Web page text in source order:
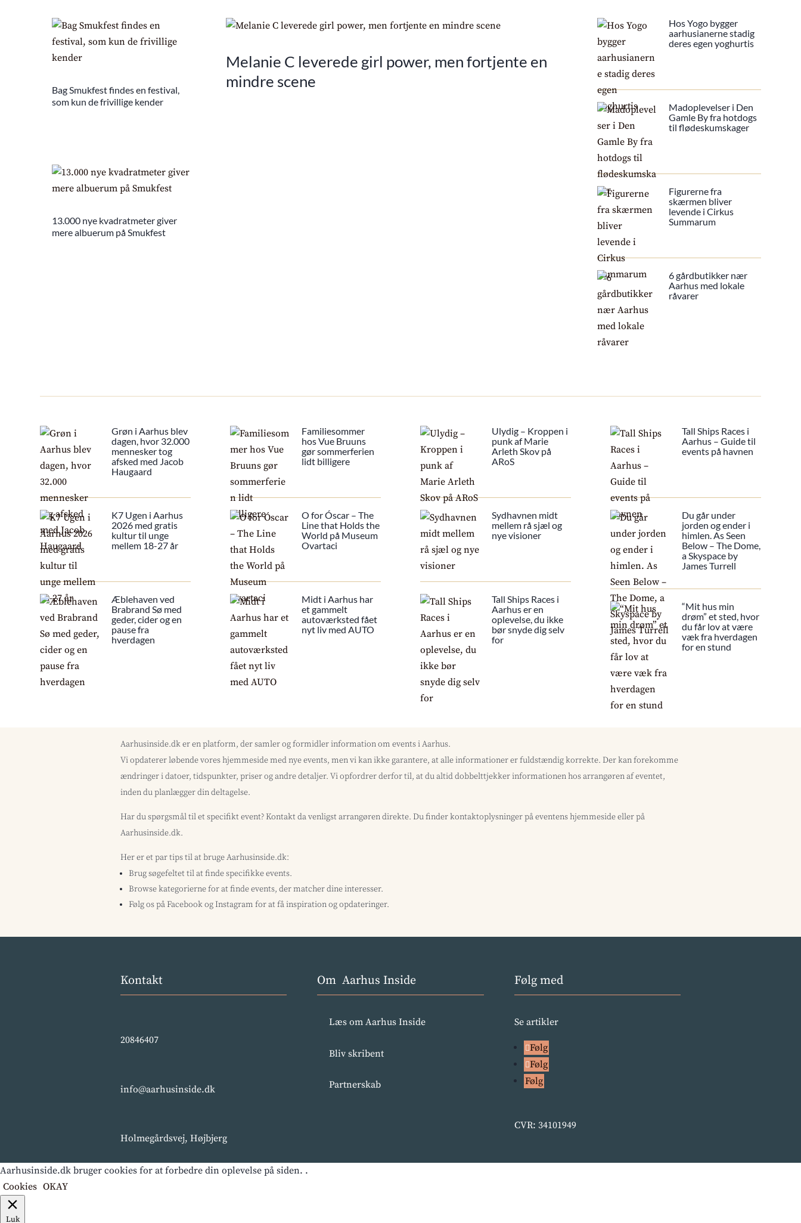
Bag Smukfest findes en festival,
som kun de frivillige kender
13.000 nye kvadratmeter giver
mere albuerum på Smukfest
Melanie C leverede girl power, men fortjente en
mindre scene
Hos Yogo bygger
aarhusianerne stadig
deres egen yoghurtis
Madoplevelser i Den
Gamle By fra hotdogs
til flødeskumskager
Figurerne fra
skærmen bliver
levende i Cirkus
Summarum
6 gårdbutikker nær
Aarhus med lokale
råvarer
Grøn i Aarhus blev
dagen, hvor 32.000
mennesker tog
afsked med Jacob
Haugaard
K7 Ugen i Aarhus
2026 med gratis
kultur til unge
mellem 18-27 år
Æblehaven ved
Brabrand Sø med
geder, cider og en
pause fra
hverdagen
Familiesommer
hos Vue Bruuns
gør sommerferien
lidt billigere
O for Óscar – The
Line that Holds the
World på Museum
Ovartaci
Midt i Aarhus har
et gammelt
autoværksted fået
nyt liv med AUTO
Ulydig – Kroppen i
punk af Marie
Arleth Skov på
ARoS
Sydhavnen midt
mellem rå sjæl og
nye visioner
Tall Ships Races i
Aarhus er en
oplevelse, du ikke
bør snyde dig selv
for
Tall Ships Races i
Aarhus – Guide til
events på havnen
Du går under
jorden og ender i
himlen. As Seen
Below – The Dome,
a Skyspace by
James Turrell
“Mit hus min
drøm” et sted, hvor
du får lov at være
væk fra hverdagen
for en stund
Aarhusinside.dk er en platform, der samler og formidler information om events i Aarhus.
Vi opdaterer løbende vores hjemmeside med nye events, men vi kan ikke garantere, at alle informationer er fuldstændig korrekte. Der kan forekomme
ændringer i datoer, tidspunkter, priser og andre detaljer. Vi opfordrer derfor til, at du altid dobbelttjekker informationen hos arrangøren af eventet,
inden du planlægger din deltagelse.
Har du spørgsmål til et specifikt event? Kontakt da venligst arrangøren direkte. Du finder kontaktoplysninger på eventens hjemmeside eller på
Aarhusinside.dk.
Her er et par tips til at bruge Aarhusinside.dk:
Brug søgefeltet til at finde specifikke events.
Browse kategorierne for at finde events, der matcher dine interesser.
Følg os på Facebook og Instagram for at få inspiration og opdateringer.
Kontakt
20846407
info@aarhusinside.dk
Holmegårdsvej, Højbjerg
Om Aarhus Inside
Læs om Aarhus Inside
Bliv skribent
Partnerskab
Følg med
Se artikler
Følg
Følg
Følg
CVR: 34101949
Aarhusinside.dk bruger cookies for at forbedre din oplevelse på siden. .
Cookies OKAY
Luk